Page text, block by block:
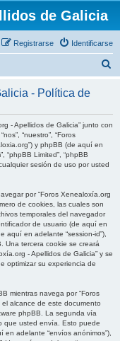
de Galicia
Identificarse
Registrarse
c
- Política de
- Apellidos de Galicia” junto con
“nuestro”, “Foros
y phpBB (de aquí en
“phpBB Limited”, “phpBB
sesión de uso por usted
por “Foros Xenealoxía.org
de cookies, las cuales son
temporales del navegador
de usuario (de aquí en
aquí en adelante “session-id”),
Una tercera cookie se creará
- Apellidos de Galicia” y se
optimizar su experiencia de
mientras navega por “Foros
alcance de este documento
phpBB. La segunda vía
que usted envía. Esto puede
adelante “envíos anónimos”),